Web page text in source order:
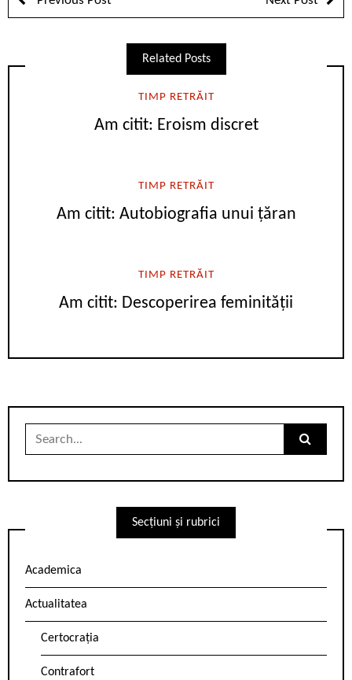
Related Posts
TIMP RETRĂIT
Am citit: Eroism discret
TIMP RETRĂIT
Am citit: Autobiografia unui țăran
TIMP RETRĂIT
Am citit: Descoperirea feminității
Search
Secțiuni și rubrici
Academica
Actualitatea
Certocrația
Contrafort